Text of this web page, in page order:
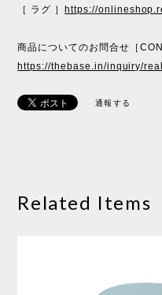
［ ラグ ］https://
商品についてのお問合せ［
https://thebase.in/inquiry/
通報する
Related Items